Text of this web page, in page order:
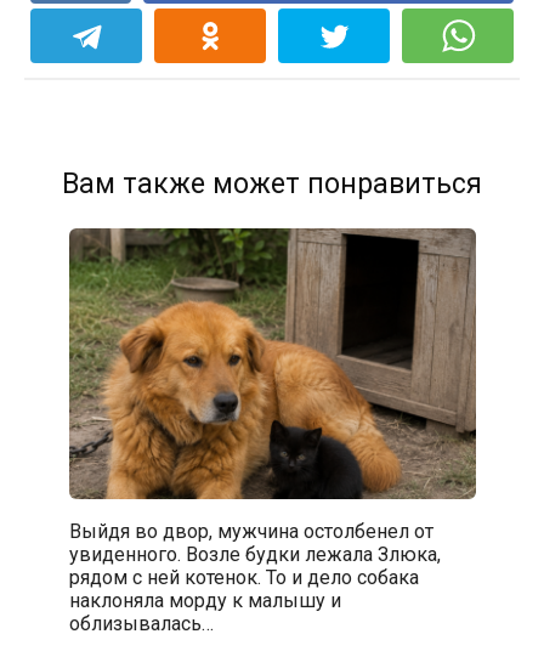
Вам также может понравиться
Выйдя во двор, мужчина остолбенел от
увиденного. Возле будки лежала Злюка,
рядом с ней котенок. То и дело собака
наклоняла морду к малышу и
облизывалась…